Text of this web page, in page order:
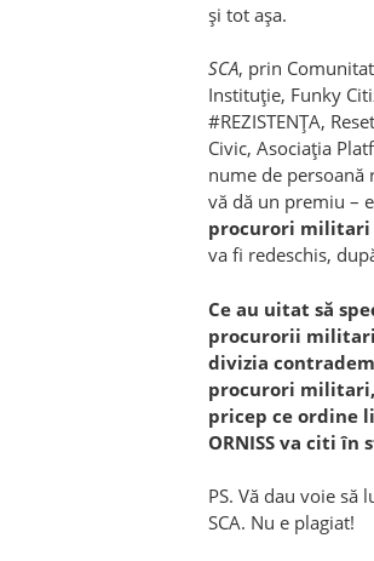
și tot așa.
SCA, prin
Instituție, Funky
#REZISTENȚA,
Civic, Asociația
nume de persoană
vă dă un premiu –
procurori militari
va fi redeschis,
Ce au uitat să
procurorii militari
divizia
procurori militari,
pricep ce ordine
ORNISS va citi
PS. Vă dau voie să
SCA. Nu e plagiat!